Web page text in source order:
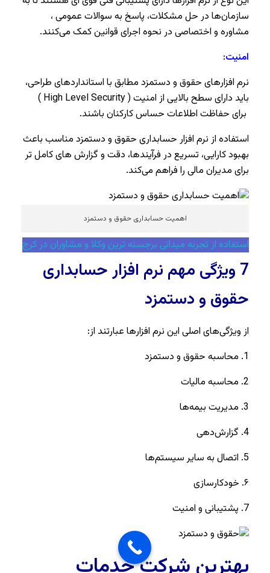
سازمان‌ها در حل مشکلات، پاسخ به سوالات عمومی ،
مشاوره و اختصاصی در نحوه اجرای قوانین کمک می‌کنند.
امنیت:
نرم افزارهای حقوق و دستمزد مطابق با استانداردهای طراحی،
باید دارای سطح بالایی از امنیت ( High Level Security )
برای حفاظت اطلاعات حساس کارکنان باشند.
استفاده از نرم افزار حسابداری حقوق و دستمزد مناسب باعث
بهبود کارایی، تسریع در فرآیندها، دقت و گزارش های کامل تر
برای مدیران مالی را فراهم می‌کند.
اهمیت حسابداری حقوق و دستمزد
استفاده از تجربه میدانی برجسته ترین وکلا و مشاوران در کرج
7 ویژگی مهم نرم افزار حسابداری
حقوق و دستمزد
از ویژگی‌های اصلی این نرم افزارها عبارتند از:
1. محاسبه حقوق و دستمزد
2. محاسبه مالیات
3. مدیریت بیمه‌ها
4. گزارش‌دهی
5. اتصال به سایر سیستم‌ها
۶. خودکارسازی
7. پشتیبانی و امنیت